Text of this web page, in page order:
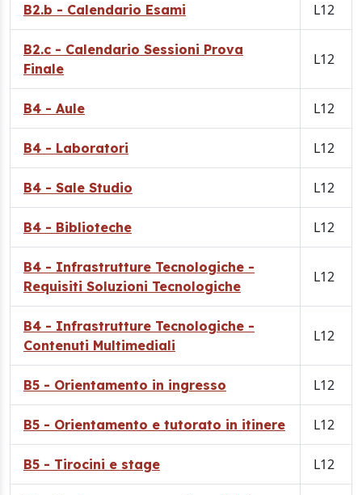
B2.b - Calendario Esami L12
B2.c - Calendario Sessioni Prova
Finale
L12
B4 - Aule L12
B4 - Laboratori L12
B4 - Sale Studio L12
B4 - Biblioteche L12
B4 - Infrastrutture Tecnologiche -
Requisiti Soluzioni Tecnologiche
L12
B4 - Infrastrutture Tecnologiche -
Contenuti Multimediali
L12
B5 - Orientamento in ingresso L12
B5 - Orientamento e tutorato in itinere L12
B5 - Tirocini e stage L12